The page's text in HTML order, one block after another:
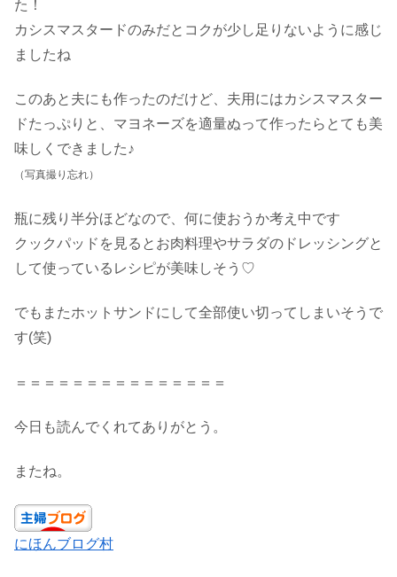
た！
カシスマスタードのみだとコクが少し足りないように感じ
ましたね
このあと夫にも作ったのだけど、夫用にはカシスマスター
ドたっぷりと、マヨネーズを適量ぬって作ったらとても美
味しくできました♪
（写真撮り忘れ）
瓶に残り半分ほどなので、何に使おうか考え中です
クックパッドを見るとお肉料理やサラダのドレッシングと
して使っているレシピが美味しそう♡
でもまたホットサンドにして全部使い切ってしまいそうで
す(笑)
＝＝＝＝＝＝＝＝＝＝＝＝＝＝＝
今日も読んでくれてありがとう。
またね。
にほんブログ村